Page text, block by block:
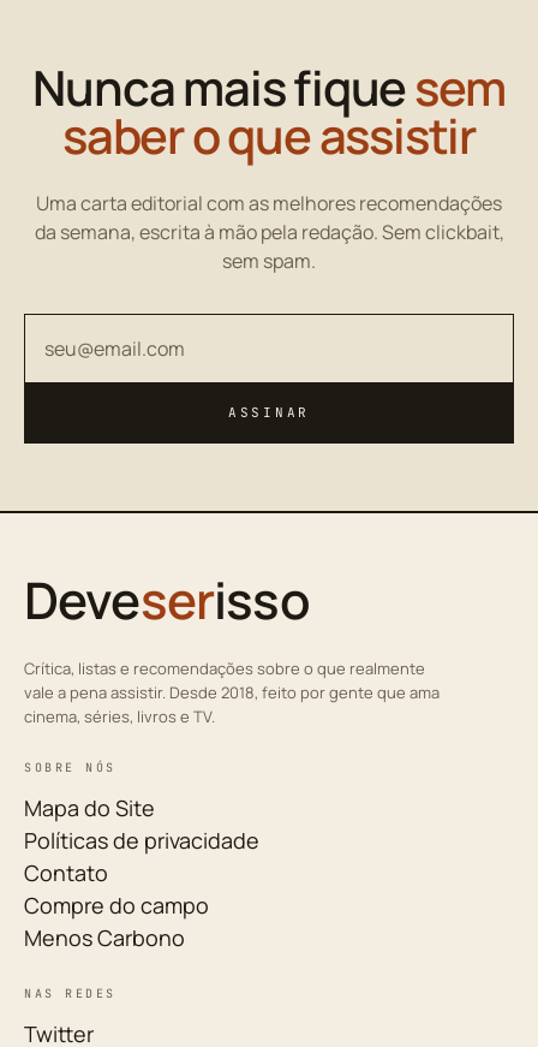
Nunca mais fiquesem
saber o que assistir
Uma carta editorial com as melhores recomendações
da semana, escrita à mão pela redação. Sem clickbait,
sem spam.
ASSINAR
Deveserisso
Crítica, listas e recomendações sobre o que realmente
vale a pena assistir. Desde 2018, feito por gente que ama
cinema, séries, livros e TV.
SOBRE NÓS
Mapa do Site
Políticas de privacidade
Contato
Compre do campo
Menos Carbono
NAS REDES
Twitter